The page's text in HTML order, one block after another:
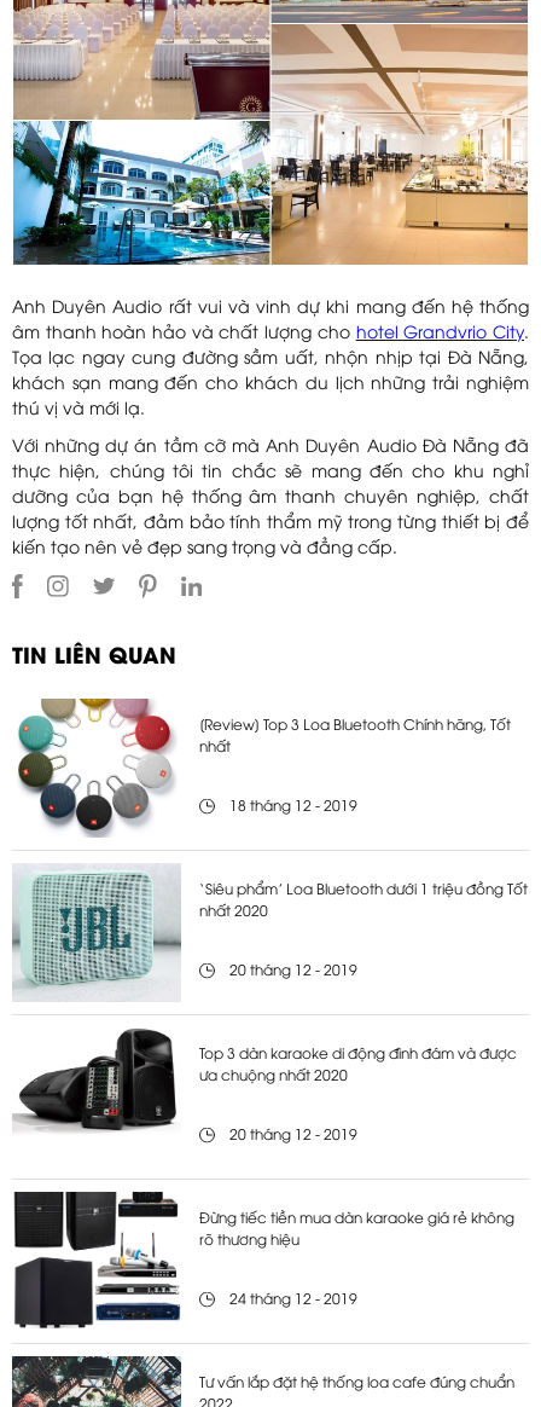
Anh Duyên Audio rất vui và vinh dự khi mang đến hệ thống
âm thanh hoàn hảo và chất lượng cho hotel Grandvrio City.
Tọa lạc ngay cung đường sầm uất, nhộn nhịp tại Đà Nẵng,
khách sạn mang đến cho khách du lịch những trải nghiệm
thú vị và mới lạ.
Với những dự án tầm cỡ mà Anh Duyên Audio Đà Nẵng đã
thực hiện, chúng tôi tin chắc sẽ mang đến cho khu nghỉ
dưỡng của bạn hệ thống âm thanh chuyên nghiệp, chất
lượng tốt nhất, đảm bảo tính thẩm mỹ trong từng thiết bị để
kiến tạo nên vẻ đẹp sang trọng và đẳng cấp.
TIN LIÊN QUAN
[Review] Top 3 Loa Bluetooth Chính hãng, Tốt
nhất
18 tháng 12 - 2019
‘Siêu phẩm’ Loa Bluetooth dưới 1 triệu đồng Tốt
nhất 2020
20 tháng 12 - 2019
Top 3 dàn karaoke di động đình đám và được
ưa chuộng nhất 2020
20 tháng 12 - 2019
Đừng tiếc tiền mua dàn karaoke giá rẻ không
rõ thương hiệu
24 tháng 12 - 2019
Tư vấn lắp đặt hệ thống loa cafe đúng chuẩn